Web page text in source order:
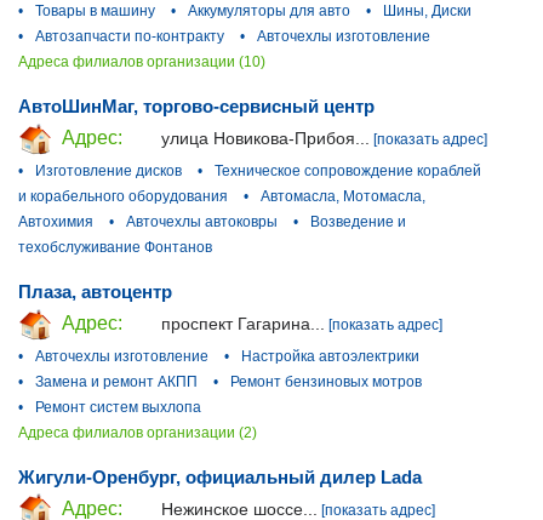
•
Товары в машину • Аккумуляторы для авто •
Шины, Диски
•
Автозапчасти по-контракту •
Авточехлы изготовление
Адреса филиалов организации (10)
АвтоШинМаг, торгово-сервисный центр
Адрес:
улица Новикова-Прибоя...
[показать адрес]
•
Изготовление дисков •
Техническое сопровождение кораблей
и корабельного оборудования
•
Автомасла, Мотомасла,
Автохимия
• Авточехлы автоковры •
Возведение и
техобслуживание Фонтанов
Плаза, автоцентр
Адрес:
проспект Гагарина...
[показать адрес]
•
Авточехлы изготовление •
Настройка автоэлектрики
•
Замена и ремонт АКПП •
Ремонт бензиновых мотров
•
Ремонт систем выхлопа
Адреса филиалов организации (2)
Жигули-Оренбург, официальный дилер Lada
Адрес:
Нежинское шоссе...
[показать адрес]